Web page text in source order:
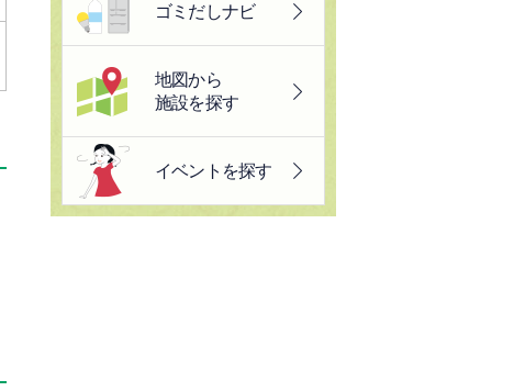
ゴミだしナビ
地図から
施設を探す
イベントを探す